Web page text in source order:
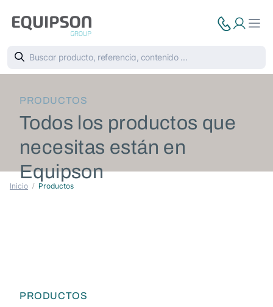
PRODUCTOS
Todos los productos que
necesitas están en
Equipson
Inicio Productos
PRODUCTOS